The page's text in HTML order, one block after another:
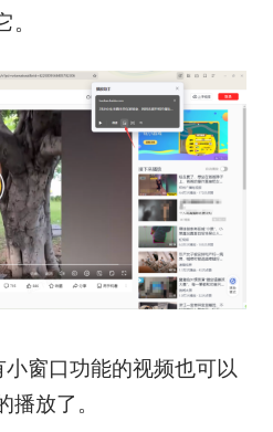
窗口功能的视频也可以
放了。